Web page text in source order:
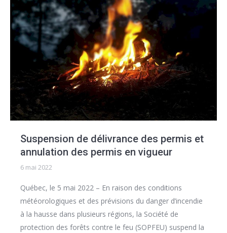
Suspension de délivrance des permis et
annulation des permis en vigueur
6 mai 2022
Québec, le 5 mai 2022 – En raison des conditions
météorologiques et des prévisions du danger d’incendie
à la hausse dans plusieurs régions, la Société de
protection des forêts contre le feu (SOPFEU) suspend la